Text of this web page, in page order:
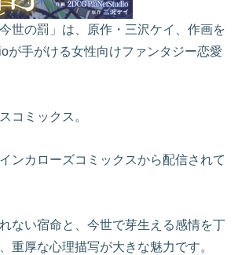
世の罰」は、原作・三沢ケイ、作画を
が手がける女性向けファンタジー恋愛
コミックス。
ンカローズコミックスから配信されて
ない宿命と、今世で芽生える感情を丁
重厚な心理描写が大きな魅力です。